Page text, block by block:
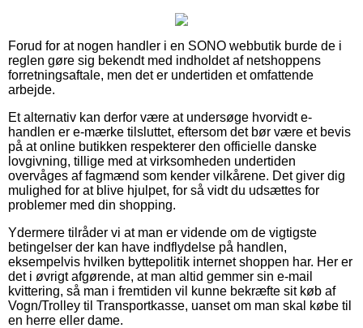
Forud for at nogen handler i en SONO webbutik burde de i
reglen gøre sig bekendt med indholdet af netshoppens
forretningsaftale, men det er undertiden et omfattende
arbejde.
Et alternativ kan derfor være at undersøge hvorvidt e-
handlen er e-mærke tilsluttet, eftersom det bør være et bevis
på at online butikken respekterer den officielle danske
lovgivning, tillige med at virksomheden undertiden
overvåges af fagmænd som kender vilkårene. Det giver dig
mulighed for at blive hjulpet, for så vidt du udsættes for
problemer med din shopping.
Ydermere tilråder vi at man er vidende om de vigtigste
betingelser der kan have indflydelse på handlen,
eksempelvis hvilken byttepolitik internet shoppen har. Her er
det i øvrigt afgørende, at man altid gemmer sin e-mail
kvittering, så man i fremtiden vil kunne bekræfte sit køb af
Vogn/Trolley til Transportkasse, uanset om man skal købe til
en herre eller dame.